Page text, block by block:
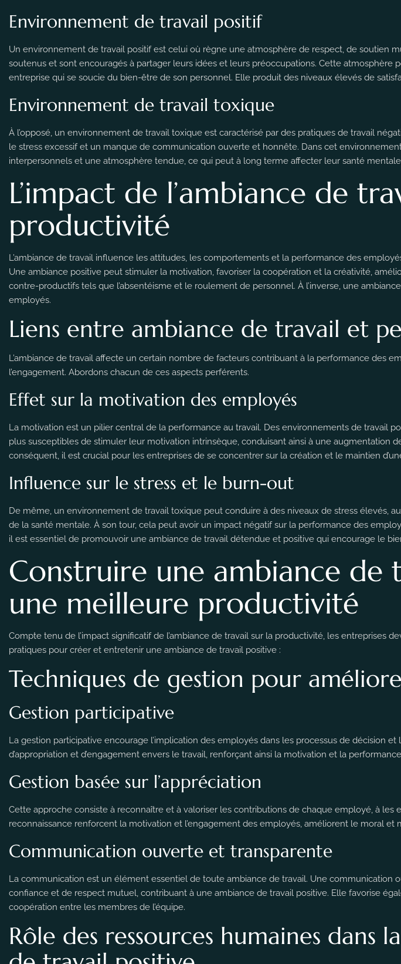
Environnement de travail positif
Un environnement de travail positif est celui où règne une atmosphère de respect, de soutien
soutenus et sont encouragés à partager leurs idées et leurs préoccupations. Cette atmosphère
entreprise qui se soucie du bien-être de son personnel. Elle produit des niveaux élevés de
Environnement de travail toxique
À l’opposé, un environnement de travail toxique est caractérisé par des pratiques de travail
le stress excessif et un manque de communication ouverte et honnête. Dans cet
interpersonnels et une atmosphère tendue, ce qui peut à long terme affecter leur santé
L’impact de l’ambiance de
productivité
L’ambiance de travail influence les attitudes, les comportements et la performance des
Une ambiance positive peut stimuler la motivation, favoriser la coopération et la créativité,
contre-productifs tels que l’absentéisme et le roulement de personnel. À l’inverse, une
employés.
Liens entre ambiance de travail et
L’ambiance de travail affecte un certain nombre de facteurs contribuant à la performance des
l’engagement. Abordons chacun de ces aspects perférents.
Effet sur la motivation des employés
La motivation est un pilier central de la performance au travail. Des environnements de travail
plus susceptibles de stimuler leur motivation intrinsèque, conduisant ainsi à une augmentation
conséquent, il est crucial pour les entreprises de se concentrer sur la création et le maintien
Influence sur le stress et le burn-out
De même, un environnement de travail toxique peut conduire à des niveaux de stress élevés,
de la santé mentale. À son tour, cela peut avoir un impact négatif sur la performance des
il est essentiel de promouvoir une ambiance de travail détendue et positive qui encourage le
Construire une ambiance de
une meilleure productivité
Compte tenu de l’impact significatif de l’ambiance de travail sur la productivité, les entreprises
pratiques pour créer et entretenir une ambiance de travail positive :
Techniques de gestion pour
Gestion participative
La gestion participative encourage l’implication des employés dans les processus de décision
d’appropriation et d’engagement envers le travail, renforçant ainsi la motivation et la
Gestion basée sur l’appréciation
Cette approche consiste à reconnaître et à valoriser les contributions de chaque employé, à les
reconnaissance renforcent la motivation et l’engagement des employés, améliorent le moral et
Communication ouverte et transparente
La communication est un élément essentiel de toute ambiance de travail. Une
confiance et de respect mutuel, contribuant à une ambiance de travail positive. Elle favorise
coopération entre les membres de l’équipe.
Rôle des ressources humaines dans